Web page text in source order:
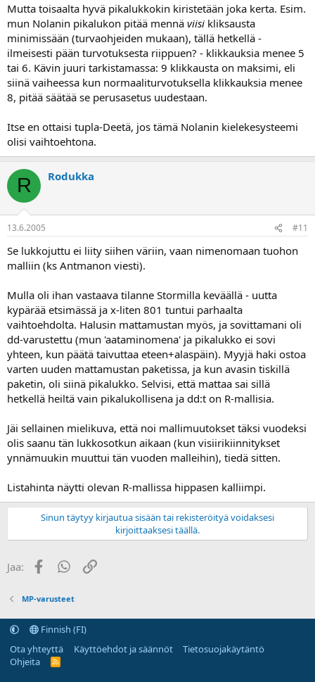
Mutta toisaalta hyvä pikalukkokin kiristetään joka kerta. Esim.
mun Nolanin pikalukon pitää mennä viisi kliksausta
minimissään (turvaohjeiden mukaan), tällä hetkellä -
ilmeisesti pään turvotuksesta riippuen? - klikkauksia menee 5
tai 6. Kävin juuri tarkistamassa: 9 klikkausta on maksimi, eli
siinä vaiheessa kun normaaliturvotuksella klikkauksia menee
8, pitää säätää se perusasetus uudestaan.
Itse en ottaisi tupla-Deetä, jos tämä Nolanin kielekesysteemi
olisi vaihtoehtona.
R Rodukka
13.6.2005 #11
Se lukkojuttu ei liity siihen väriin, vaan nimenomaan tuohon
malliin (ks Antmanon viesti).
Mulla oli ihan vastaava tilanne Stormilla keväällä - uutta
kypärää etsimässä ja x-liten 801 tuntui parhaalta
vaihtoehdolta. Halusin mattamustan myös, ja sovittamani oli
dd-varustettu (mun 'aataminomena' ja pikalukko ei sovi
yhteen, kun päätä taivuttaa eteen+alaspäin). Myyjä haki ostoa
varten uuden mattamustan paketissa, ja kun avasin tiskillä
paketin, oli siinä pikalukko. Selvisi, että mattaa sai sillä
hetkellä heiltä vain pikalukollisena ja dd:t on R-mallisia.
Jäi sellainen mielikuva, että noi mallimuutokset täksi vuodeksi
olis saanu tän lukkosotkun aikaan (kun visiirikiinnitykset
ynnämuukin muuttui tän vuoden malleihin), tiedä sitten.
Listahinta näytti olevan R-mallissa hippasen kalliimpi.
Sinun täytyy kirjautua sisään tai rekisteröityä voidaksesi
kirjoittaaksesi täällä.
Jaa: FacebookWhatsApp
Linkki
MP-varusteet
Finnish (FI)
Ota yhteyttä
Käyttöehdot ja säännöt
Tietosuojakäytäntö
Ohjeita
R